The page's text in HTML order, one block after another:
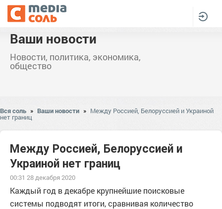
Ваши новости
Новости, политика, экономика,
общество
Вся соль » Ваши новости » Между Россией, Белоруссией и Украиной
нет границ
Между Россией, Белоруссией и
Украиной нет границ
00:31 28 декабря 2020
Каждый год в декабре крупнейшие поисковые
системы подводят итоги, сравнивая количество